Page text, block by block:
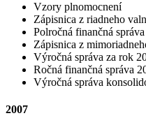
Vzory plnomocnení
Zápisnica z riadneho
Polročná finančná
Zápisnica z
Výročná správa za rok
Ročná finančná správa
Výročná správa
2007